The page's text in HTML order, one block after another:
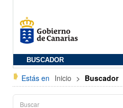
BUSCADOR
Estás en Inicio > Buscador